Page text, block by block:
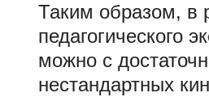
Таким образом, в
педагогического
можно с
нестандартных